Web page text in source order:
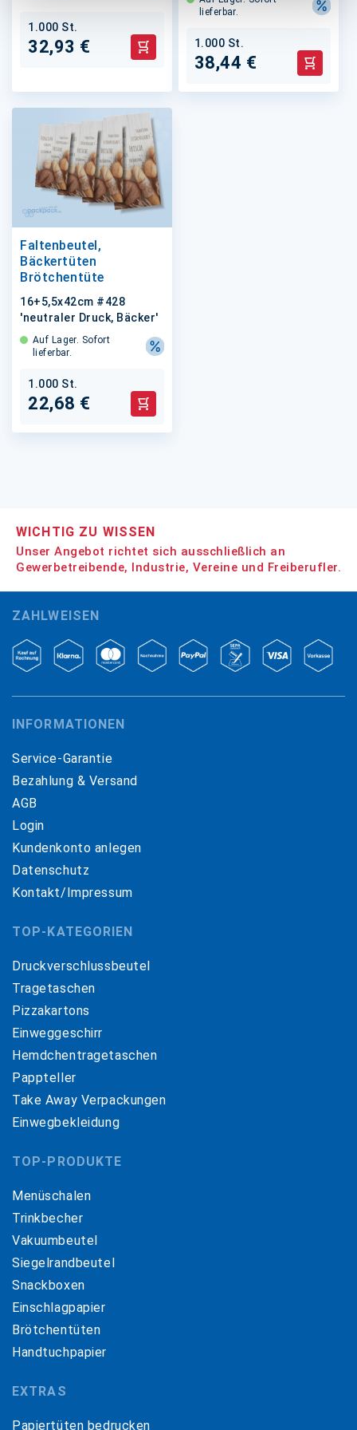
1.000 St.
32,93 € In den Warenkorb
lieferbar.
1.000 St.
38,44 € In den
Faltenbeutel,
Bäckertüten
Brötchentüte
16+5,5x42cm #428
'neutraler Druck, Bäcker'
Auf Lager. Sofort
lieferbar.
1.000 St.
22,68 € In den Warenkorb
WICHTIG ZU WISSEN
Unser Angebot richtet sich ausschließlich an
Gewerbetreibende, Industrie, Vereine und Freiberufler.
ZAHLWEISEN
INFORMATIONEN
Service-Garantie
Bezahlung & Versand
AGB
Login
Kundenkonto anlegen
Datenschutz
Kontakt/Impressum
TOP-KATEGORIEN
Druckverschlussbeutel
Tragetaschen
Pizzakartons
Einweggeschirr
Hemdchentragetaschen
Pappteller
Take Away Verpackungen
Einwegbekleidung
TOP-PRODUKTE
Menüschalen
Trinkbecher
Vakuumbeutel
Siegelrandbeutel
Snackboxen
Einschlagpapier
Brötchentüten
Handtuchpapier
EXTRAS
Papiertüten bedrucken